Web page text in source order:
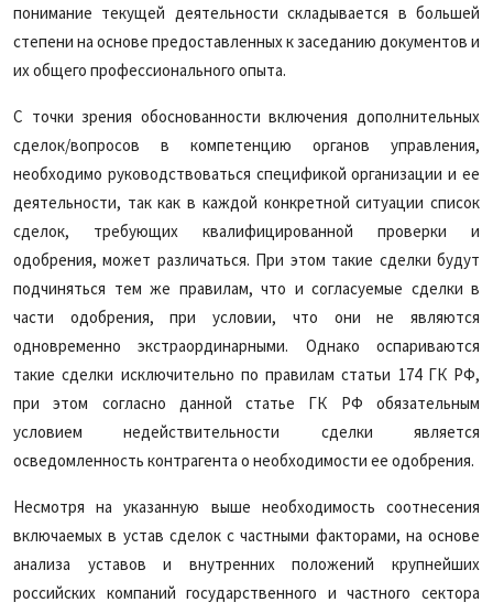
понимание текущей деятельности складывается в большей
степени на основе предоставленных к заседанию документов и
их общего профессионального опыта.
С точки зрения обоснованности включения дополнительных
сделок/вопросов в компетенцию органов управления,
необходимо руководствоваться спецификой организации и ее
деятельности, так как в каждой конкретной ситуации список
сделок, требующих квалифицированной проверки и
одобрения, может различаться. При этом такие сделки будут
подчиняться тем же правилам, что и согласуемые сделки в
части одобрения, при условии, что они не являются
одновременно экстраординарными. Однако оспариваются
такие сделки исключительно по правилам статьи 174 ГК РФ,
при этом согласно данной статье ГК РФ обязательным
условием недействительности сделки является
осведомленность контрагента о необходимости ее одобрения.
Несмотря на указанную выше необходимость соотнесения
включаемых в устав сделок с частными факторами, на основе
анализа уставов и внутренних положений крупнейших
российских компаний государственного и частного сектора